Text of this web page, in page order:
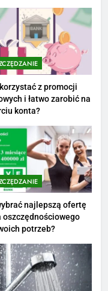
— czym jest,
poznaj
męskiego
szkolny:
zarobki na tym
— średnie
z promocji
i łatwo zarobić na
konta?
najlepszą ofertę
oszczędnościowego
potrzeb?